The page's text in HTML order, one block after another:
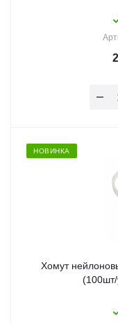
НОВИНКА
Хомут